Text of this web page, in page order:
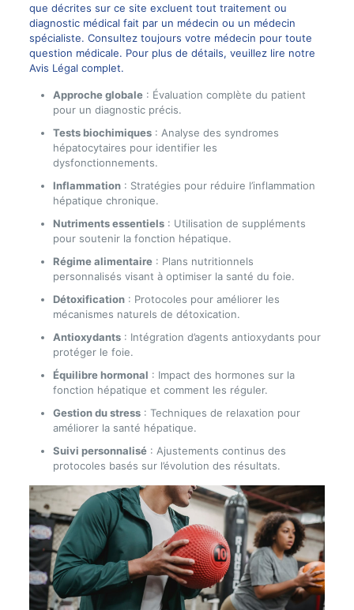
que décrites sur ce site excluent tout traitement ou
diagnostic médical fait par un médecin ou un médecin
spécialiste. Consultez toujours votre médecin pour toute
question médicale. Pour plus de détails, veuillez lire notre
Avis Légal complet.
Approche globale: Évaluation complète du patient
pour un diagnostic précis.
Tests biochimiques: Analyse des syndromes
hépatocytaires pour identifier les
dysfonctionnements.
Inflammation: Stratégies pour réduire l’inflammation
hépatique chronique.
Nutriments essentiels: Utilisation de suppléments
pour soutenir la fonction hépatique.
Régime alimentaire: Plans nutritionnels
personnalisés visant à optimiser la santé du foie.
Détoxification: Protocoles pour améliorer les
mécanismes naturels de détoxication.
Antioxydants: Intégration d’agents antioxydants pour
protéger le foie.
Équilibre hormonal : Impact des hormones sur la
fonction hépatique et comment les réguler.
Gestion du stress: Techniques de relaxation pour
améliorer la santé hépatique.
Suivi personnalisé: Ajustements continus des
protocoles basés sur l’évolution des résultats.